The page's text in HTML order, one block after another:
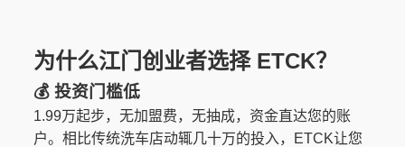
为什么江门创业者选择 ETCK？
💰 投资门槛低
1.99万起步，无加盟费，无抽成，资金直达您的账
户。相比传统洗车店动辄几十万的投入，ETCK让您